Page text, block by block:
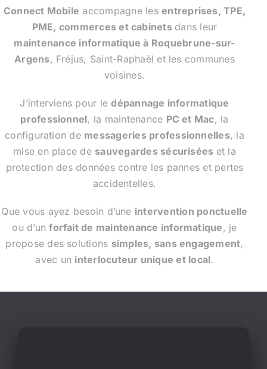
Connect Mobile accompagne lesentreprises, TPE,
PME, commerces et cabinets dans leur
maintenance informatique à Roquebrune-sur-
Argens, Fréjus, Saint-Raphaël et les communes
voisines.
J’interviens pour ledépannage informatique
professionnel, la maintenance PC et Mac, la
configuration de messageries professionnelles, la
mise en place de sauvegardes sécurisées et la
protection des données contre les pannes et pertes
accidentelles.
Que vous ayez besoin d’une intervention ponctuelle
ou d’unforfait de maintenance informatique, je
propose des solutions simples, sans engagement,
avec un interlocuteur unique et local.